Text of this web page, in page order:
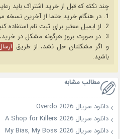
چند نکته که قبل از خرید اشتراک باید
1. در هنگام خرید حتما از آخرین نسخه مروگر فایرفاکس یا کروم استفاده کنید.
2. از ایمیل معتبر برای ثبت نام استفاده کنید.
3. در صورت بروز هرگونه مشکل در خرید، ابتدا
و اگر مشکلتان حل نشد، از طریق
باشید.
مطالب مشابه
دانلود سریال Overdo 2026
دانلود سریال A Shop for Killers 2026
دانلود سریال My Bias, My Boss 2026